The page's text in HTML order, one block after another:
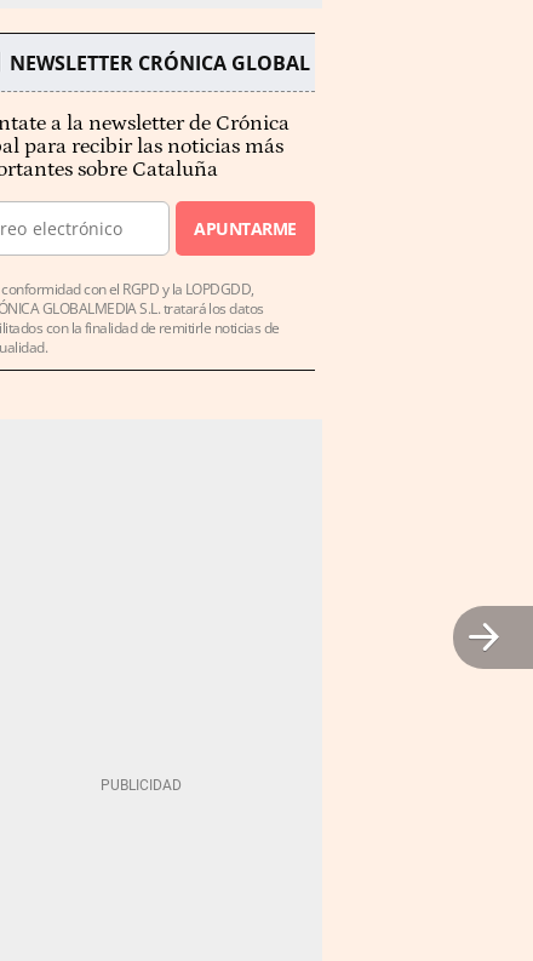
NEWSLETTER CRÓNICA GLOBAL
a la newsletter de Crónica
para recibir las noticias más
sobre Cataluña
APUNTARME
con el RGPD y la LOPDGDD,
GLOBALMEDIA S.L. tratará los datos
con la finalidad de remitirle noticias de